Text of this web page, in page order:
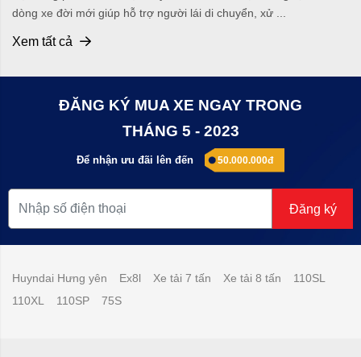
dòng xe đời mới giúp hỗ trợ người lái di chuyển, xử ...
Xem tất cả
ĐĂNG KÝ MUA XE NGAY TRONG
THÁNG 5 - 2023
Để nhận ưu đãi lên đến 50.000.000đ
Đăng ký
Huyndai Hưng yên Ex8l Xe tải 7 tấn Xe tải 8 tấn
110SL
110XL
110SP 75S